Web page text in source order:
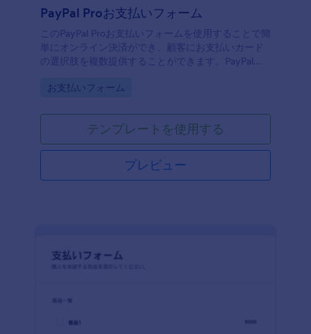
PayPal Proお支払いフォーム
このPayPal Proお支払いフォームを使用することで簡
単にオンライン決済ができ、顧客にお支払いカード
の選択肢を複数提供することができます。PayPalフ
ページを参照してください。
Go to Category:
お支払いフォーム
テンプレートを使用する
プレビュー